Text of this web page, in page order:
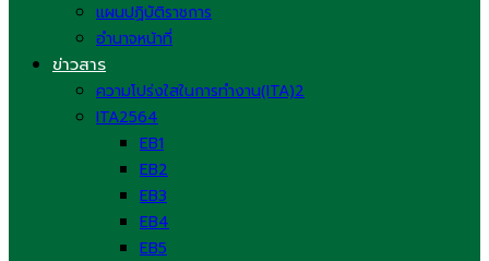
แผนปฏิบัติราชการ
อำนาจหน้าที่
ข่าวสาร
ความโปร่งใสในการทำงาน(ITA)2
ITA2564
EB1
EB2
EB3
EB4
EB5